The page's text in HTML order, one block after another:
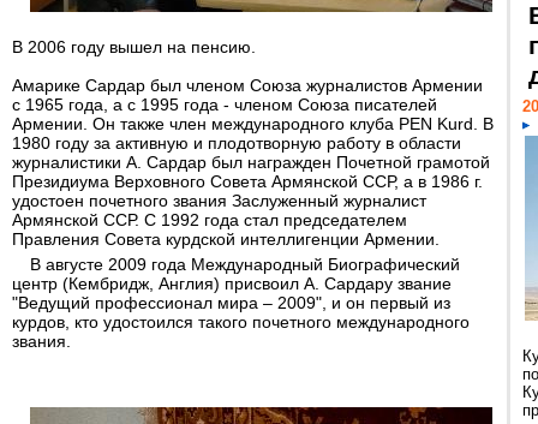
В 2006 году вышел на пенсию.
Амарике Сардар был членом Союза журналистов Армении
с 1965 года, а с 1995 года - членом Союза писателей
Армении. Он также член международного клуба PEN Kurd. В
1980 году за активную и плодотворную работу в области
журналистики А. Сардар был награжден Почетной грамотой
Президиума Верховного Совета Армянской ССР, а в 1986 г.
удостоен почетного звания Заслуженный журналист
Армянской ССР. С 1992 года стал председателем
Правления Совета курдской интеллигенции Армении.
В августе 2009 года Международный Биографический
центр (Кембридж, Англия) присвоил А. Сардару звание
"Ведущий профессионал мира – 2009", и он первый из
курдов, кто удостоился такого почетного международного
звания.